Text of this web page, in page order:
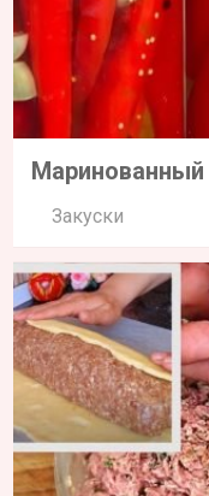
Маринованный
Закуски